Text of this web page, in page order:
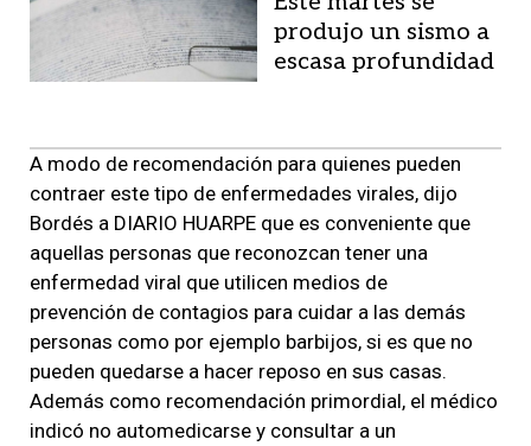
produjo un sismo a
escasa profundidad
A modo de recomendación para quienes pueden
contraer este tipo de enfermedades virales, dijo
Bordés a DIARIO HUARPE que es conveniente que
aquellas personas que reconozcan tener una
enfermedad viral que utilicen medios de
prevención de contagios para cuidar a las demás
personas como por ejemplo barbijos, si es que no
pueden quedarse a hacer reposo en sus casas.
Además como recomendación primordial, el médico
indicó no automedicarse y consultar a un